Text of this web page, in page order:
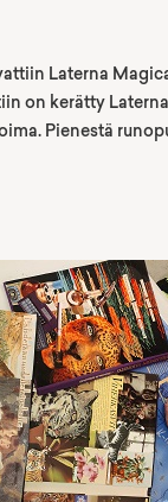
Laterna
on kerätty
Pienestä